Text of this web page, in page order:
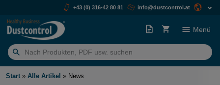
+43 (0) 316-42 80 81 info@dustcontrol.at
Suchen
nach:
Menü
Start » Alle Artikel » News